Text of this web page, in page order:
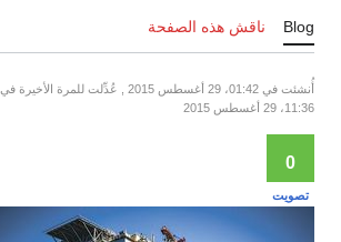
Blog ناقش هذه الصفحة
أُنشئت في 01:42، 29 أغسطس 2015 , عُدِّلت للمرة الأخيرة في
11:36، 29 أغسطس 2015
0
تصويت